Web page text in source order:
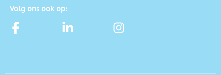
Volg ons ook op: